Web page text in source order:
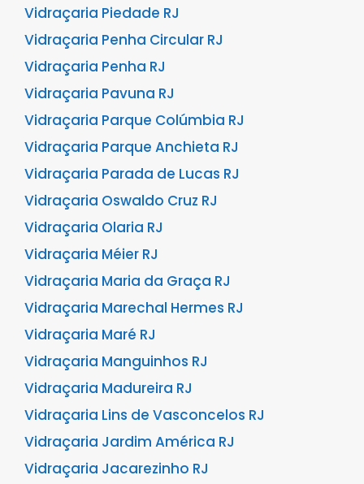
Vidraçaria Piedade RJ
Vidraçaria Penha Circular RJ
Vidraçaria Penha RJ
Vidraçaria Pavuna RJ
Vidraçaria Parque Colúmbia RJ
Vidraçaria Parque Anchieta RJ
Vidraçaria Parada de Lucas RJ
Vidraçaria Oswaldo Cruz RJ
Vidraçaria Olaria RJ
Vidraçaria Méier RJ
Vidraçaria Maria da Graça RJ
Vidraçaria Marechal Hermes RJ
Vidraçaria Maré RJ
Vidraçaria Manguinhos RJ
Vidraçaria Madureira RJ
Vidraçaria Lins de Vasconcelos RJ
Vidraçaria Jardim América RJ
Vidraçaria Jacarezinho RJ